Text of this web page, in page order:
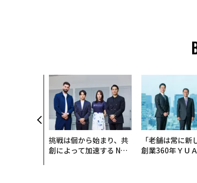
挑戦は個から始まり、共
創によって加速する NOR
「老舗は常に新
創業360年ＹＵ